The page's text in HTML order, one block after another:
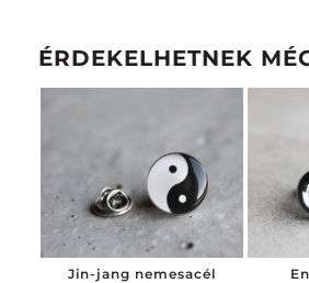
ÉRDEKELHETNEK
Jin-jang nemesacél